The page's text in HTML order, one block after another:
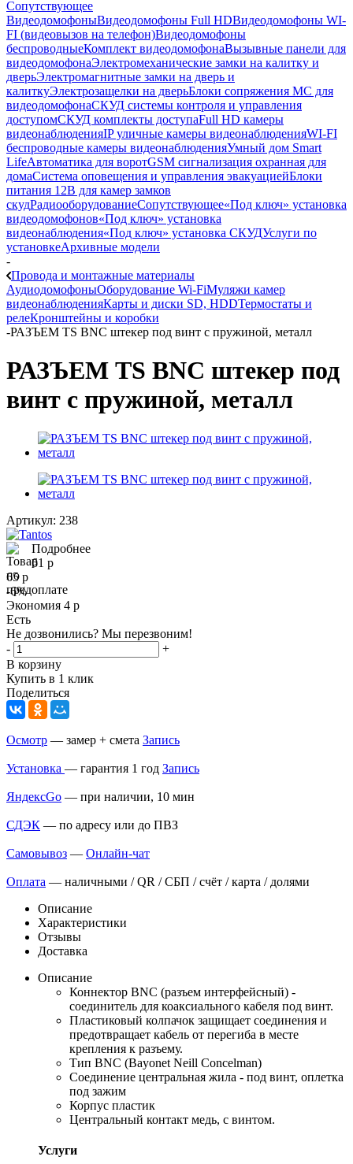
Сопутствующее
ВидеодомофоныВидеодомофоны Full HDВидеодомофоны WI-
FI (видеовызов на телефон)Видеодомофоны
беспроводныеКомплект видеодомофонаВызывные панели для
видеодомофонаЭлектромеханические замки на калитку и
дверьЭлектромагнитные замки на дверь и
калиткуЭлектрозащелки на дверьБлоки сопряжения МС для
видеодомофонаСКУД системы контроля и управления
доступомСКУД комплекты доступаFull HD камеры
видеонаблюденияIP уличные камеры видеонаблюденияWI-FI
беспроводные камеры видеонаблюденияУмный дом Smart
LifeАвтоматика для воротGSM сигнализация охранная для
домаCистема оповещения и управления эвакуациейБлоки
питания 12В для камер замков
скудРадиооборудованиеСопутствующее«Под ключ» установка
видеодомофонов«Под ключ» установка
видеонаблюдения«Под ключ» установка СКУДУслуги по
установкеАрхивные модели
-
Провода и монтажные материалы
АудиодомофоныОборудование Wi-FiМуляжи камер
видеонаблюденияКарты и диски SD, HDDТермостаты и
релеКронштейны и коробки
-РАЗЪЕМ TS BNC штекер под винт с пружиной, металл
РАЗЪЕМ TS BNC штекер под
винт с пружиной, металл
Артикул: 238
Подробнее
61 р
65р
-6%
Экономия 4 р
Есть
Не дозвонились? Мы перезвоним!
-
+
В корзину
Купить в 1 клик
Поделиться
Осмотр — замер + смета Запись
Установка — гарантия 1 год Запись
ЯндексGo — при наличии, 10 мин
СДЭК — по адресу или до ПВЗ
Самовывоз — Онлайн-чат
Оплата — наличными / QR / СБП / счёт / карта / долями
Описание
Характеристики
Отзывы
Доставка
Описание
Коннектор BNC (разъем интерфейсный) -
соединитель для коаксиального кабеля под винт.
Пластиковый колпачок защищает соединения и
предотвращает кабель от перегиба в месте
крепления к разъему.
Тип BNC (Bayonet Neill Concelman)
Соединение центральная жила - под винт, оплетка
под зажим
Корпус пластик
Центральный контакт медь, с винтом.
Услуги